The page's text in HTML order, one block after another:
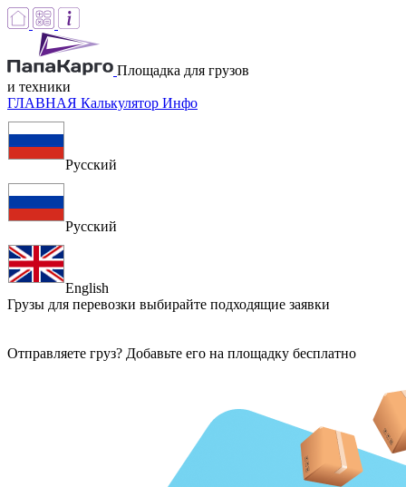
Площадка для грузов
и техники
ГЛАВНАЯ Калькулятор Инфо
Русский
Русский
English
Грузы для перевозки выбирайте подходящие заявки
Отправляете груз? Добавьте его на площадку бесплатно